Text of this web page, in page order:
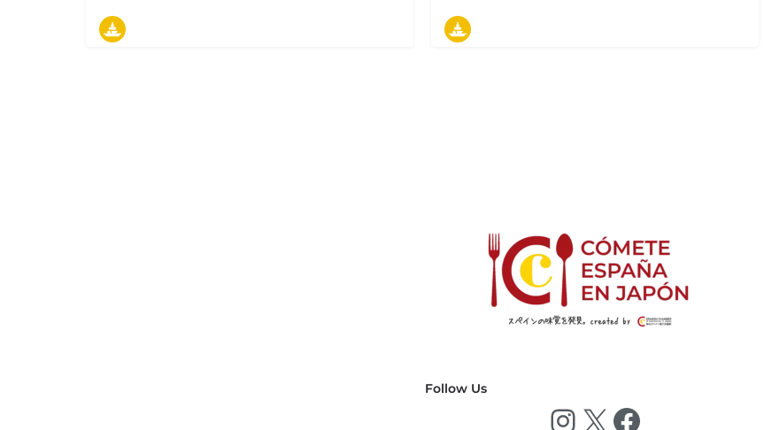
日本、東京都千代田区丸の内１丁目３−４ バル ポルティージョ デ エスパーニャ 丸の内店東京都千代田区丸の内1-4-5 三菱UFJ信託銀行本店ビル B1F
Follow Us